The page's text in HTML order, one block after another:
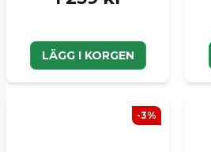
LÄGG I KORGEN
-3%